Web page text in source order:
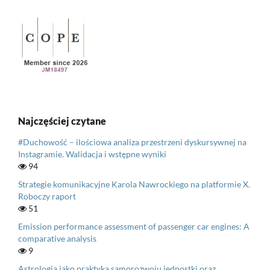
Najczęściej czytane
#Duchowość – ilościowa analiza przestrzeni dyskursywnej na
Instagramie. Walidacja i wstępne wyniki
94
Strategie komunikacyjne Karola Nawrockiego na platformie X.
Roboczy raport
51
Emission performance assessment of passenger car engines: A
comparative analysis
9